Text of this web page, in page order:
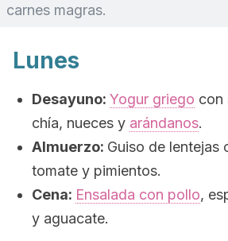
carnes magras.
Lunes
Desayuno: Yogur griego con
chía, nueces y arándanos.
Almuerzo: Guiso de lentejas
tomate y pimientos.
Cena: Ensalada con pollo,
y aguacate.